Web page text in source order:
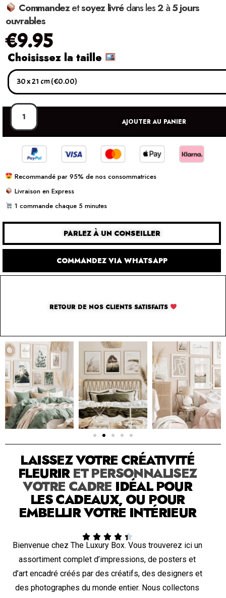
Commandezetsoyez livrédans les2à5 jours
ouvrables
€9.95
Choisissez la taille
AJOUTER AU PANIER
Recommandé par 95% de nos consommatrices
Livraison en Express
1 commande chaque 5 minutes
PARLEZ À UN CONSEILLER
COMMANDEZ VIA WHATSAPP
RETOUR DE NOS CLIENTS SATISFAITS
SOLUTION PAR THE LUXURY BOX & CO
LAISSEZ VOTRE CRÉATIVITÉ
FLEURIRET PERSONNALISEZ
VOTRE CADRE IDÉAL POUR
LES CADEAUX, OU POUR
EMBELLIR VOTRE INTÉRIEUR
    
Bienvenue chez The Luxury Box. Vous trouverez ici un
assortiment complet d’impressions, de posters et
d’art encadré créés par des créatifs, des designers et
des photographes du monde entier. Nous collectons